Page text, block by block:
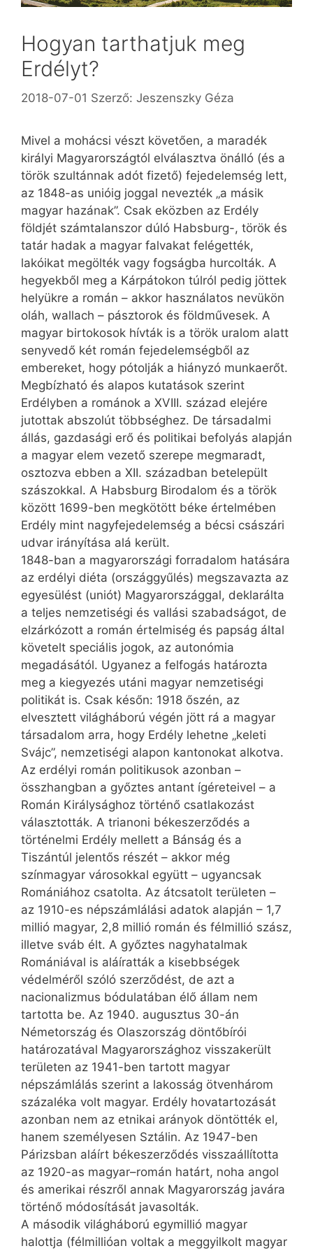
Hogyan tarthatjuk meg
Erdélyt?
2018-07-01 Szerző: Jeszenszky Géza
Mivel a mohácsi vészt követően, a maradék
királyi Magyarországtól elválasztva önálló (és a
török szultánnak adót fizető) fejedelemség lett,
az 1848-as unióig joggal nevezték „a másik
magyar hazának”. Csak eközben az Erdély
földjét számtalanszor dúló Habsburg-, török és
tatár hadak a magyar falvakat felégették,
lakóikat megölték vagy fogságba hurcolták. A
hegyekből meg a Kárpátokon túlról pedig jöttek
helyükre a román – akkor használatos nevükön
oláh, wallach – pásztorok és földművesek. A
magyar birtokosok hívták is a török uralom alatt
senyvedő két román fejedelemségből az
embereket, hogy pótolják a hiányzó munkaerőt.
Megbízható és alapos kutatások szerint
Erdélyben a románok a XVIII. század elejére
jutottak abszolút többséghez. De társadalmi
állás, gazdasági erő és politikai befolyás alapján
a magyar elem vezető szerepe megmaradt,
osztozva ebben a XII. században betelepült
szászokkal. A Habsburg Birodalom és a török
között 1699-ben megkötött béke értelmében
Erdély mint nagyfejedelemség a bécsi császári
udvar irányítása alá került.
1848-ban a magyarországi forradalom hatására
az erdélyi diéta (országgyűlés) megszavazta az
egyesülést (uniót) Magyarországgal, deklarálta
a teljes nemzetiségi és vallási szabadságot, de
elzárkózott a román értelmiség és papság által
követelt speciális jogok, az autonómia
megadásától. Ugyanez a felfogás határozta
meg a kiegyezés utáni magyar nemzetiségi
politikát is. Csak későn: 1918 őszén, az
elvesztett világháború végén jött rá a magyar
társadalom arra, hogy Erdély lehetne „keleti
Svájc”, nemzetiségi alapon kantonokat alkotva.
Az erdélyi román politikusok azonban –
összhangban a győztes antant ígéreteivel – a
Román Királysághoz történő csatlakozást
választották. A trianoni békeszerződés a
történelmi Erdély mellett a Bánság és a
Tiszántúl jelentős részét – akkor még
színmagyar városokkal együtt – ugyancsak
Romániához csatolta. Az átcsatolt területen –
az 1910-es népszámlálási adatok alapján – 1,7
millió magyar, 2,8 millió román és félmillió szász,
illetve sváb élt. A győztes nagyhatalmak
Romániával is aláíratták a kisebbségek
védelméről szóló szerződést, de azt a
nacionalizmus bódulatában élő állam nem
tartotta be. Az 1940. augusztus 30-án
Németország és Olasz­ország döntőbírói
határozatával Magyarországhoz visszakerült
területen az 1941-ben tartott magyar
népszámlálás szerint a lakosság ötvenhárom
százaléka volt magyar. Erdély hovatartozását
azonban nem az etnikai arányok döntötték el,
hanem személyesen Sztálin. Az 1947-ben
Párizsban aláírt békeszerződés visszaállította
az 1920-as magyar–román határt, noha angol
és amerikai részről annak Magyarország javára
történő módosítását javasolták.
A második világháború egymillió magyar
halottja (félmillióan voltak a meggyilkolt magyar